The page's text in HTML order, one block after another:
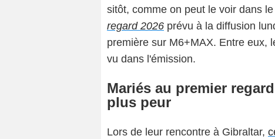
sitôt, comme on peut le voir dans
regard 2026 prévu à la diffusion
première sur M6+MAX. Entre eux,
vu dans l'émission.
Mariés au premier
plus peur
Lors de leur rencontre à Gibraltar,